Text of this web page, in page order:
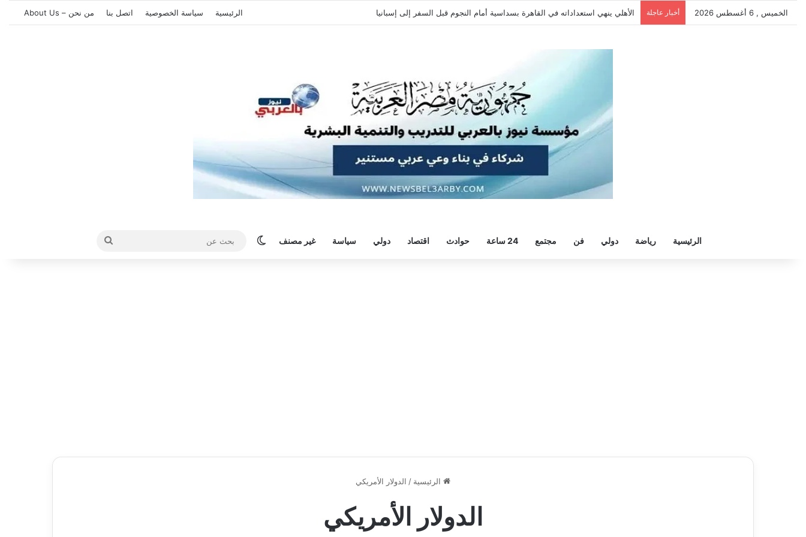
الخميس , 6 أغسطس 2026 أخبار عاجلة الأهلي ينهي استعداداته في القاهرة بسداسية أمام النجوم قبل السفر إلى إسبانيا الرئيسية سياسة الخصوصية اتصل بنا من نحن – About Us
الرئيسية رياضة دولي فن مجتمع 24 ساعة حوادث اقتصاد دولي سياسة غير مصنف الوضع المظلم
بحث
الرئيسية / الدولار الأمريكي
الدولار الأمريكي